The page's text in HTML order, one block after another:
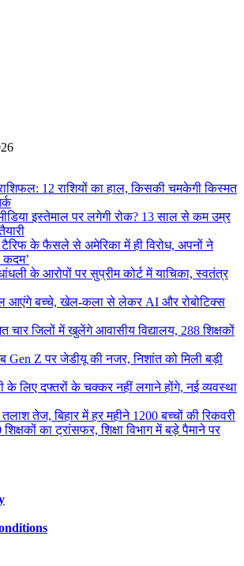
12 राशियों का हाल, किसकी चमकेगी किस्मत
इस्तेमाल पर लगेगी रोक? 13 साल से कम उम्र
टैरिफ के फैसले से अमेरिका में ही विरोध, अपनों ने
कदम’
धांधली के आरोपों पर सुप्रीम कोर्ट में याचिका, स्वतंत्र
आएंगे बच्चे, खेल-कला से लेकर AI और रोबोटिक्स
चार जिलों में खुलेंगे आवासीय विद्यालय, 288 शिक्षकों
Gen Z पर जेडीयू की नजर, निशांत को मिली बड़ी
के लिए दफ्तरों के चक्कर नहीं लगाने होंगे, नई व्यवस्था
तेज, बिहार में हर महीने 1200 बच्चों की रिकवरी
का ट्रांसफर, शिक्षा विभाग में बड़े पैमाने पर